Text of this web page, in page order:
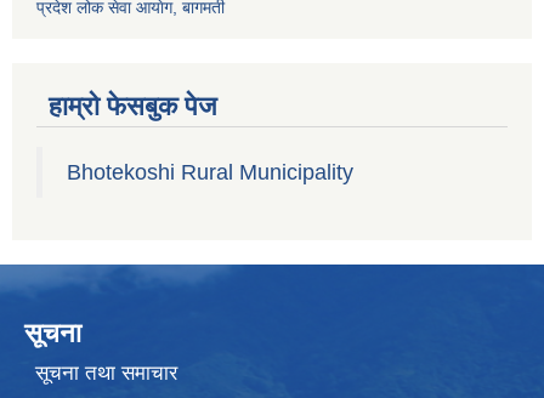
प्रदेश लोक सेवा आयाेग, बागमती
हाम्रो फेसबुक पेज
Bhotekoshi Rural Municipality
सूचना
सूचना तथा समाचार